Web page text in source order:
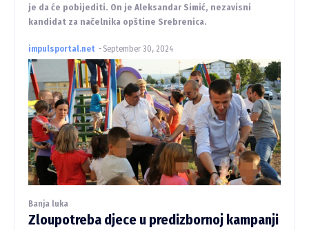
je da će pobijediti. On je Aleksandar Simić, nezavisni
kandidat za načelnika opštine Srebrenica.
impulsportal.net - September 30, 2024
Banja luka
Zloupotreba djece u predizbornoj kampanji